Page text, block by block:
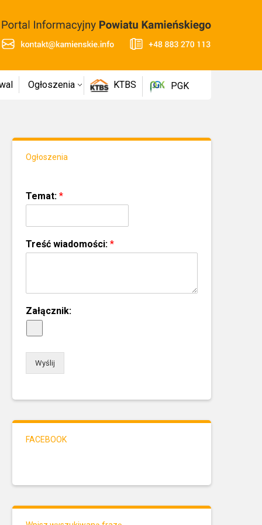
Ogłoszenia KTBS PGK
Ogłoszenia
Temat: *
Treść wiadomości: *
Załącznik:
Wyślij
FACEBOOK